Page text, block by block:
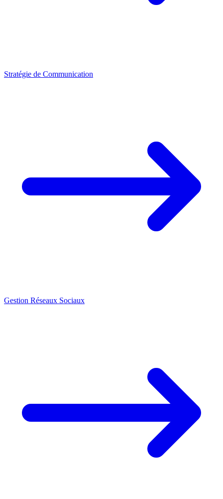
Stratégie de Communication
Gestion Réseaux Sociaux